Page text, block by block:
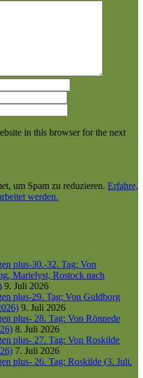
in this browser for the next
um Spam zu reduzieren. Erfahre,
werden.
plus-30.-32. Tag: Von
Marielyst, Rostock nach
9. Juli 2026
plus-29. Tag: Von Guldborg
9. Juli 2026
plus- 28. Tag: Von Rönnede
8. Juli 2026
plus- 27. Tag: Von Roskilde
7. Juli 2026
plus- 26. Tag: Roskilde (3. Juli.